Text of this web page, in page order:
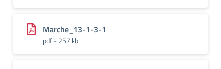
Marche_13-1-3-1
pdf - 257 kb